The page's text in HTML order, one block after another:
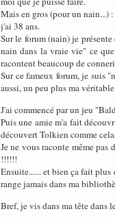
Mais en gros (pour un nain...) :
j'ai 38 ans.
Sur le forum (nain) je
nain dans la vraie vie" ce
racontent beaucoup de
Sur ce fameux forum, je suis
aussi, un peu plus ma
J'ai commencé par un jeu
Puis une amie m'a fait
découvert Tolkien comme
Je ne vous raconte même
!!!!!!
Ensuite...... et bien ça fait
range jamais dans ma
Bref, je vis dans ma tête dans